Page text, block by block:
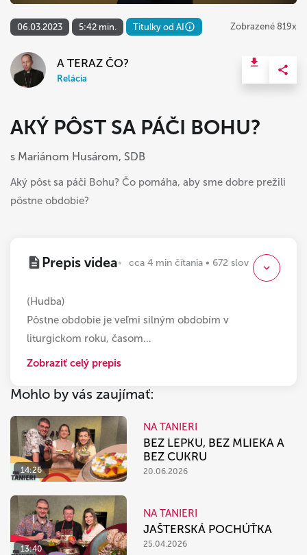
06.03.2023 5:42 min. Titulky od AI Zobrazené 819x
A TERAZ ČO?
Relácia
AKÝ PÔST SA PÁČI BOHU?
s Mariánom Husárom, SDB
Aký pôst sa páči Bohu? Čo pomáha, aby sme dobre prežili
pôstne obdobie?
Prepis videa cca 4 min čítania • 672 slov
(Hudba)
Pôstne obdobie je veľmi silným obdobím v
liturgickom roku, časom…
Zobraziť celý prepis
Mohlo by vás zaujímať:
14:26
NA TANIERI
BEZ LEPKU, BEZ MLIEKA A
BEZ CUKRU
20.06.2026
13:40
NA TANIERI
JAŠTERSKÁ POCHÚŤKA
25.04.2026